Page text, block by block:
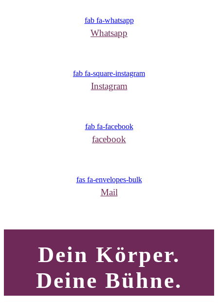
fab fa-whatsapp
Whatsapp
fab fa-square-instagram
Instagram
fab fa-facebook
facebook
fas fa-envelopes-bulk
Mail
Dein Körper.
Deine Bühne.